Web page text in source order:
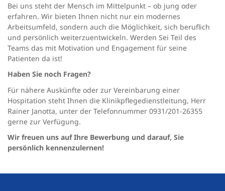
Bei uns steht der Mensch im Mittelpunkt – ob jung oder
erfahren. Wir bieten Ihnen nicht nur ein modernes
Arbeitsumfeld, sondern auch die Möglichkeit, sich beruflich
und persönlich weiterzuentwickeln. Werden Sei Teil des
Teams das mit Motivation und Engagement für seine
Patienten da ist!
Haben Sie noch Fragen?
Für nähere Auskünfte oder zur Vereinbarung einer
Hospitation steht Ihnen die Klinikpflegedienstleitung, Herr
Rainer Janotta, unter der Telefonnummer 0931/201-26355
gerne zur Verfügung.
Wir freuen uns auf Ihre Bewerbung und darauf, Sie
persönlich kennenzulernen!